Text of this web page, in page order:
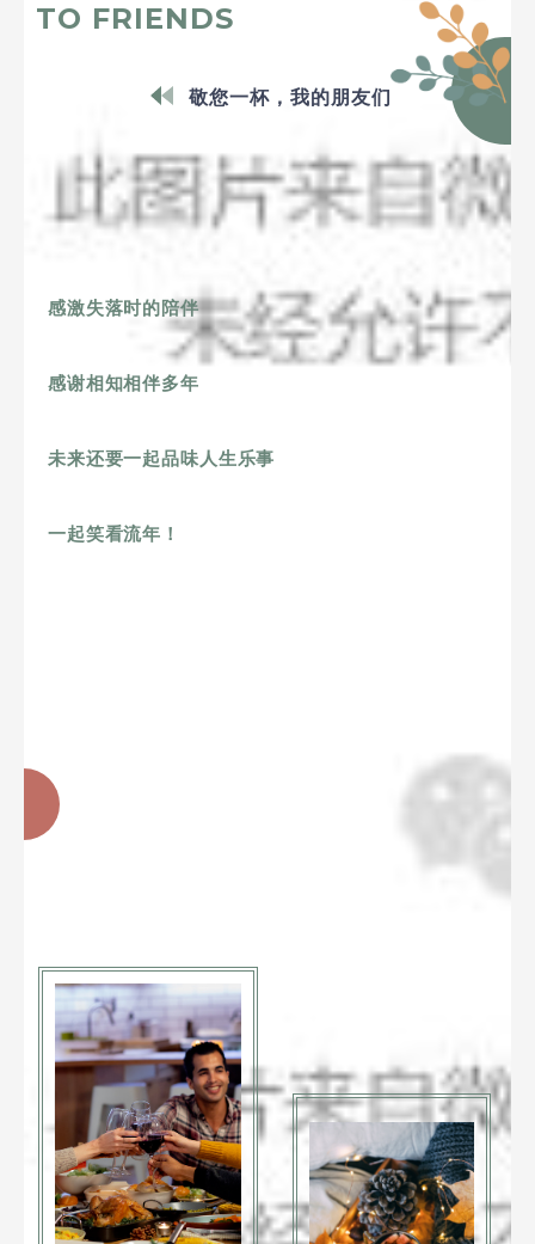
TO FRIENDS
敬您一杯，我的朋友们
感激失落时的陪伴
感谢相知相伴多年
未来还要一起品味人生乐事
一起笑看流年！